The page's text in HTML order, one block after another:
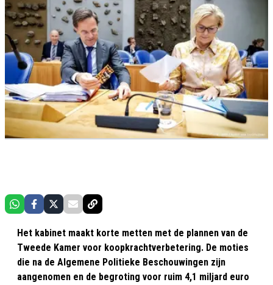
Het kabinet maakt korte metten met de plannen van de
Tweede Kamer voor koopkrachtverbetering. De moties
die na de Algemene Politieke Beschouwingen zijn
aangenomen en de begroting voor ruim 4,1 miljard euro